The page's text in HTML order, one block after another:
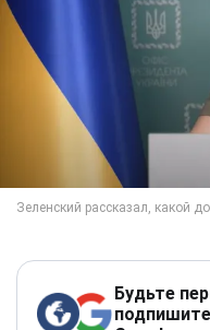
Будьте